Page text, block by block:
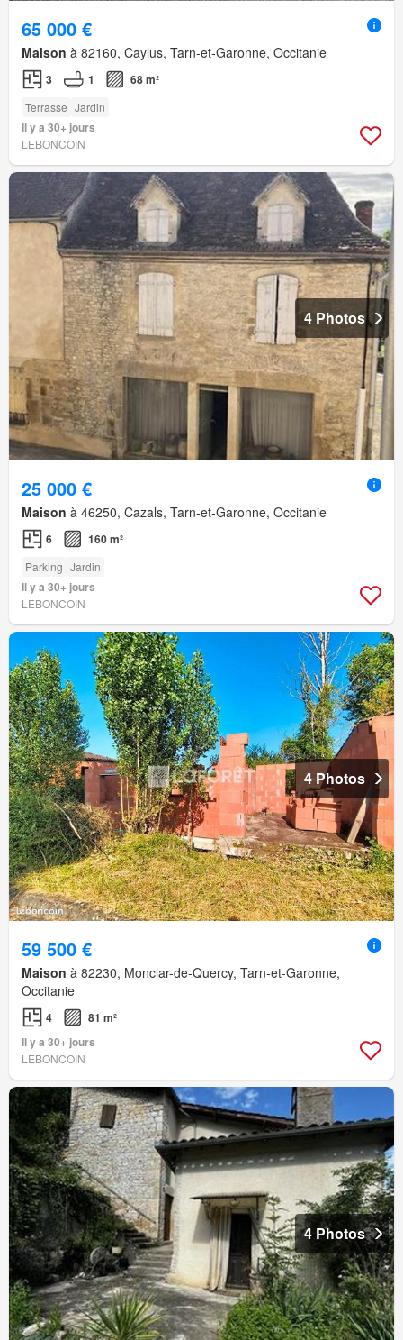
65 000 €
Maison à 82160, Caylus, Tarn-et-Garonne, Occitanie
3 1 68 m²
Terrasse Jardin
Il y a 30+ jours
LEBONCOIN
4 Photos
25 000 €
Maison à 46250, Cazals, Tarn-et-Garonne, Occitanie
6 160 m²
Parking Jardin
Il y a 30+ jours
LEBONCOIN
4 Photos
59 500 €
Maison à 82230, Monclar-de-Quercy, Tarn-et-Garonne,
Occitanie
4
81 m²
Il y a 30+ jours
LEBONCOIN
4 Photos